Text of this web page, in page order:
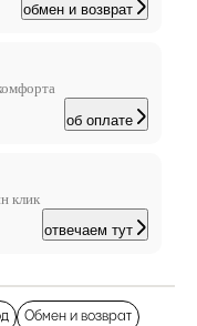
обмен и возврат
об оплате
клик
отвечаем тут
Обмен и возврат